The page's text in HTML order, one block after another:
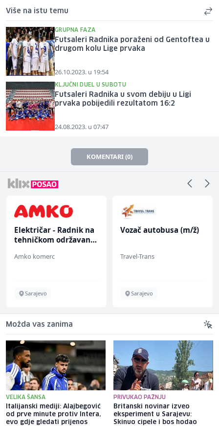
Više na istu temu
GRUPNA FAZA
Futsaleri Radnika poraženi od Gentoftea u
drugom kolu Lige prvaka
26.10.2023. u 19:54
KLJUČNI DUEL U SUBOTU
Futsaleri Radnika u svom debiju u Ligi
prvaka pobijedili rezultatom 16:2
24.08.2023. u 07:47
KOMENTARI (0)
Električar - Radnik na
tehničkom održavanju
Amko komerc
Sarajevo
Vozač autobusa (m/ž)
Travel-Trans
Sarajevo
Možda vas zanima
VELIKA ŠANSA
Italijanski mediji: Alajbegović
od prve minute protiv Intera,
evo gdje gledati prijenos
PRIVUKAO PAŽNJU
Britanski novinar izveo
eksperiment u Sarajevu:
Skinuo cipele i bos hodao